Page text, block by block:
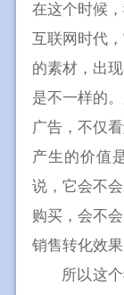
在这个时候
互联网时代
的素材，出
是不一样的
广告，不仅
产生的价值
说，它会不
购买，会不
销售转化效果
所以这